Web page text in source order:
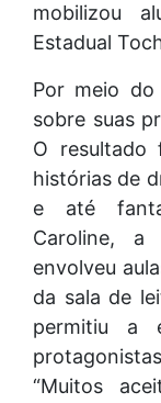
mobilizou
Estadual
Por meio do
sobre suas
O resultado
histórias de
e até
Caroline, a
envolveu
da sala de
permitiu a
“Muitos